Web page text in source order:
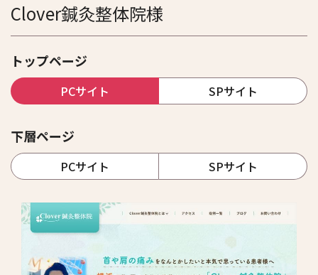
Clover鍼灸整体院様
トップページ
PCサイト SPサイト
下層ページ
PCサイト SPサイト